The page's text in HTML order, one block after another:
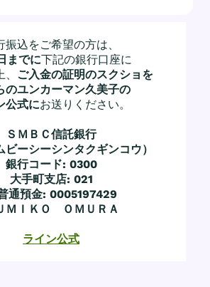
振込をご希望の方は、
までに下記の銀行口座に
ご入金の証明のスクショを
のユンカーマン久美子の
公式にお送りください。
ＳＭＢＣ信託銀行
ビーシーシンタクギンコウ）
銀行コード: 0300
大手町支店: 021
通預金: 0005197429
ＭＩＫＯ ＯＭＵＲＡ
ライン公式